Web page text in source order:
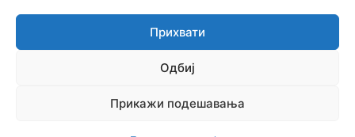
Прихвати
Одбиј
Прикажи подешавања
Produkcijska grupa Mreža 2025 © All rights reserved